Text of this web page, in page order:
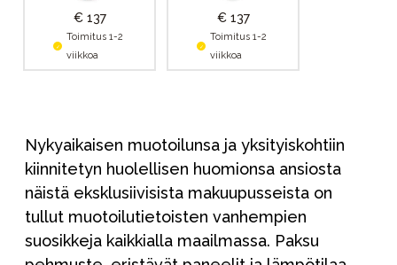
€ 137
Toimitus 1-2
viikkoa
€ 137
Toimitus 1-2
viikkoa
Nykyaikaisen muotoilunsa ja yksityiskohtiin
kiinnitetyn huolellisen huomionsa ansiosta
näistä eksklusiivisista makuupusseista on
tullut muotoilutietoisten vanhempien
suosikkeja kaikkialla maailmassa. Paksu